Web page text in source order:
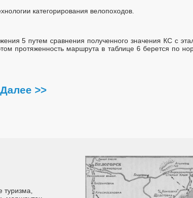
категорирования велопоходов.
5 путем сравнения полученного значения КС с
протяженность маршрута в таблице 6 берется по
Далее >>
туризма,